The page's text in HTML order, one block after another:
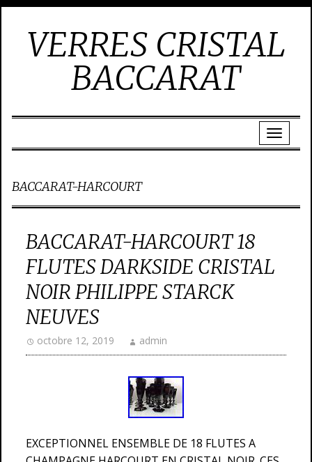
VERRES CRISTAL
BACCARAT
BACCARAT-HARCOURT
BACCARAT-HARCOURT 18
FLUTES DARKSIDE CRISTAL
NOIR PHILIPPE STARCK
NEUVES
octobre 12, 2019 admin
EXCEPTIONNEL ENSEMBLE DE 18 FLUTES A